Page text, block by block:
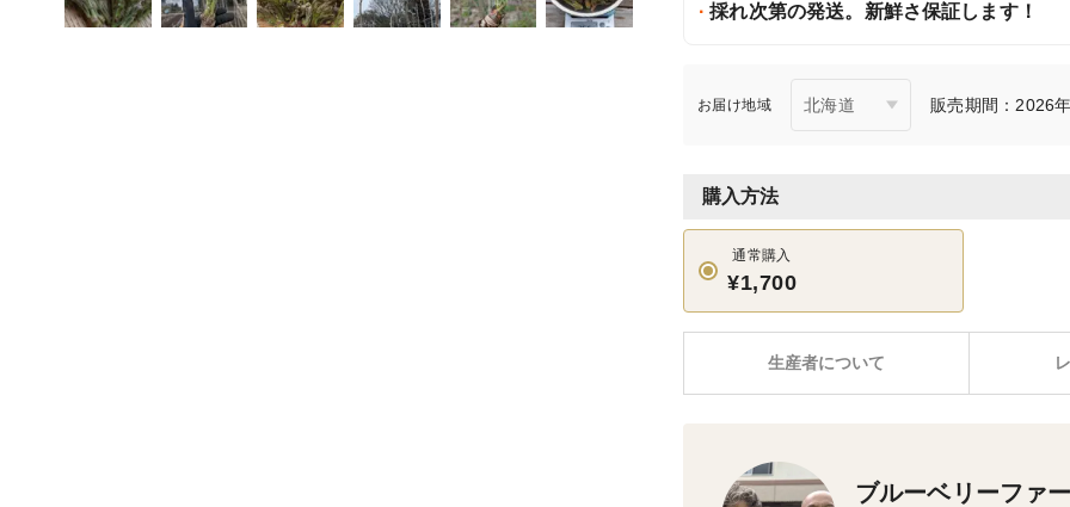
採れ次第の発送。新鮮さ保証します！
お届け地域 販売期間：2026
購入方法
通常購入
¥1,700
生産者について
ブルーベリーファ